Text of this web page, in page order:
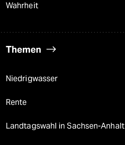
Wahrheit
Themen
Niedrigwasser
Rente
Landtagswahl in Sachsen-Anhalt